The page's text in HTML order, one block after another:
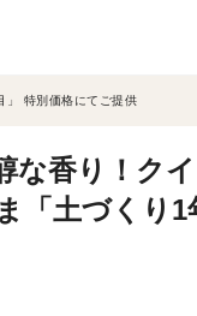
」 特別価格にてご提供
な香り！ク
「土づくり1